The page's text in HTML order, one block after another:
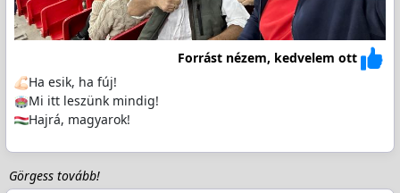
Forrást nézem, kedvelem ott
Ha esik, ha fúj!
️Mi itt leszünk mindig!
Hajrá, magyarok!
Görgess tovább!